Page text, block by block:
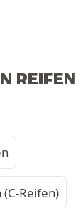
REIFEN
Reifen)